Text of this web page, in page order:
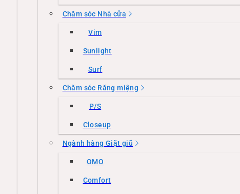
Chăm sóc Nhà cửa
Vim
Sunlight
Surf
Chăm sóc Răng miệng
P/S
Closeup
Ngành hàng Giặt giũ
OMO
Comfort